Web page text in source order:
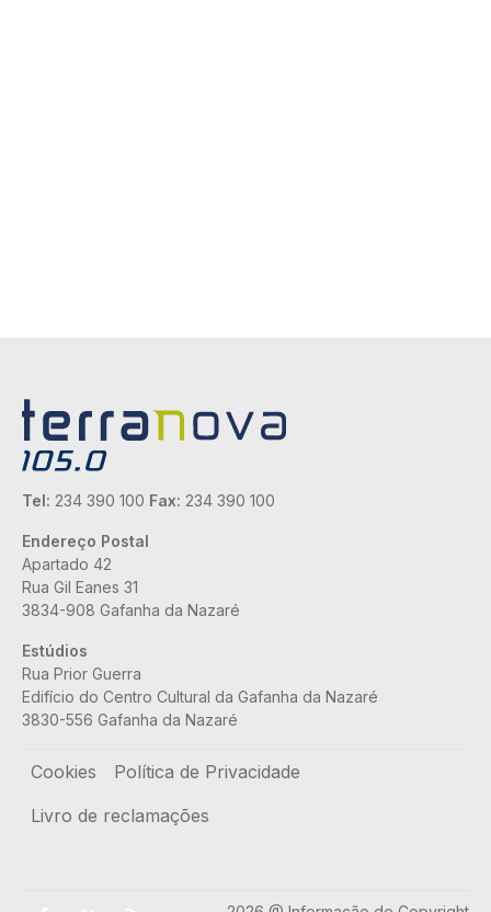
Tel: 234 390 100 Fax: 234 390 100
Endereço Postal
Apartado 42
Rua Gil Eanes 31
3834-908 Gafanha da Nazaré
Estúdios
Rua Prior Guerra
Edifício do Centro Cultural da Gafanha da Nazaré
3830-556 Gafanha da Nazaré
Rodapé
Cookies
Política de Privacidade
Livro de reclamações